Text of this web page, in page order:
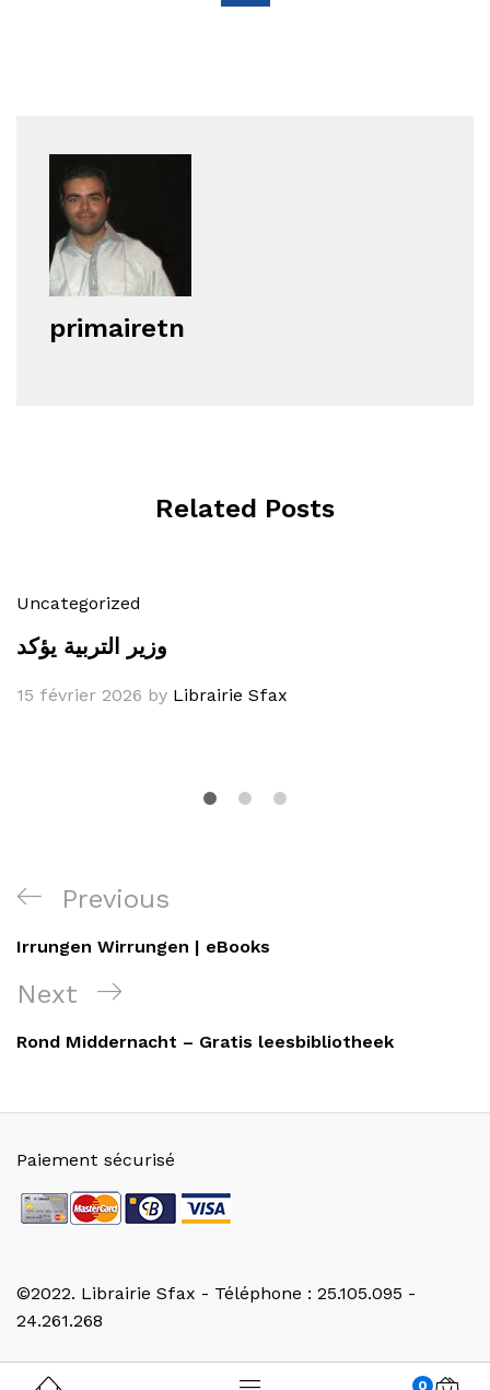
primairetn
Related Posts
Uncategorized
وزير التربية يؤكد
15 février 2026 by Librairie Sfax
Navigation
de
l’article
Previous
Post
Previous
Irrungen Wirrungen | eBooks
Next
Post
Next
Rond Middernacht – Gratis leesbibliotheek
©2022. Librairie Sfax - Téléphone : 25.105.095 -
24.261.268
Paiement sécurisé
0